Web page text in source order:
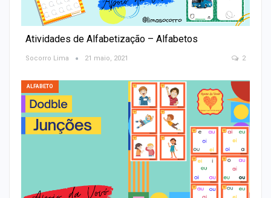
Atividades de Alfabetização – Alfabetos
Socorro Lima 21 maio, 2021 2
ALFABETO